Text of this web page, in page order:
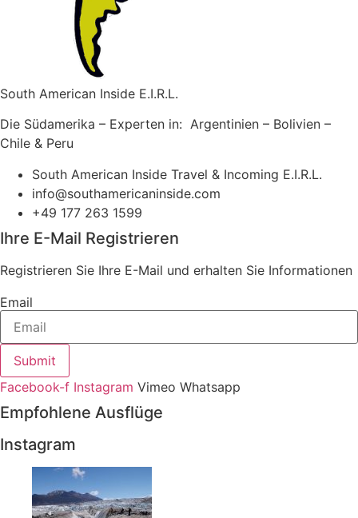
South American Inside E.I.R.L.
Die Südamerika – Experten in: Argentinien – Bolivien –
Chile & Peru
South American Inside Travel & Incoming E.I.R.L.
info@southamericaninside.com
+49 177 263 1599
Ihre E-Mail Registrieren
Registrieren Sie Ihre E-Mail und erhalten Sie Informationen
Email
Submit
Facebook-f Instagram Vimeo Whatsapp
Empfohlene Ausflüge
Instagram